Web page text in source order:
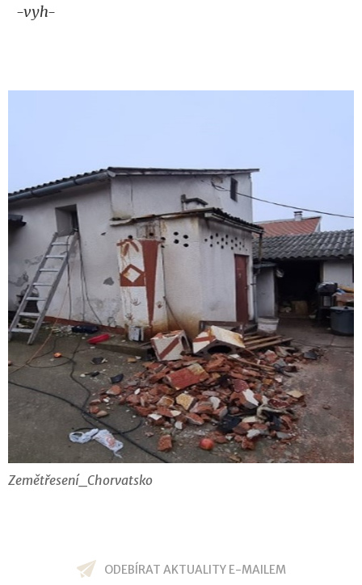
-vyh-
Zemětřesení_Chorvatsko
ODEBÍRAT AKTUALITY E-MAILEM